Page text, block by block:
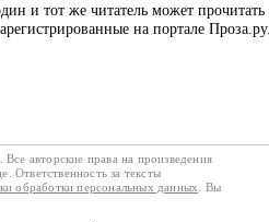
и тот же читатель может прочитать
на портале Проза.ру.
. Все авторские права на произведения
Ответственность за тексты
обработки персональных данных
. Вы